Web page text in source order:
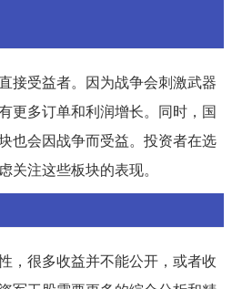
接受益者。因为战争会刺激武器
更多订单和利润增长。同时，国
也会因战争而受益。投资者在选
关注这些板块的表现。
，很多收益并不能公开，或者收